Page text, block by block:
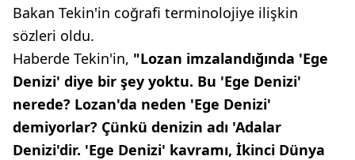
Bakan Tekin'in coğrafi terminolojiye ilişkin
sözleri oldu.
Haberde Tekin'in, "Lozan imzalandığında 'Ege
Denizi' diye bir şey yoktu. Bu 'Ege Denizi'
nerede? Lozan'da neden 'Ege Denizi'
demiyorlar? Çünkü denizin adı 'Adalar
Denizi'dir. 'Ege Denizi' kavramı, İkinci Dünya